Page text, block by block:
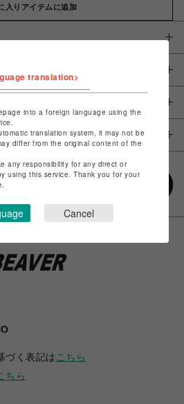
入りアイテムに追加
づく表記は こちら
ちら
translation>
into a foreign language using the
translation system, it may not be
differ from the original content of the
any responsibility for any direct or
using this service. Thank you for your
Cancel